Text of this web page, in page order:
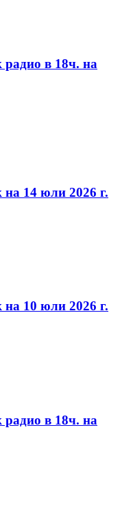
в 18ч. на
14 юли 2026 г.
10 юли 2026 г.
в 18ч. на